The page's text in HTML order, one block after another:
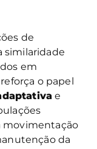
de
similaridade
em
o papel
e
movimentação
da